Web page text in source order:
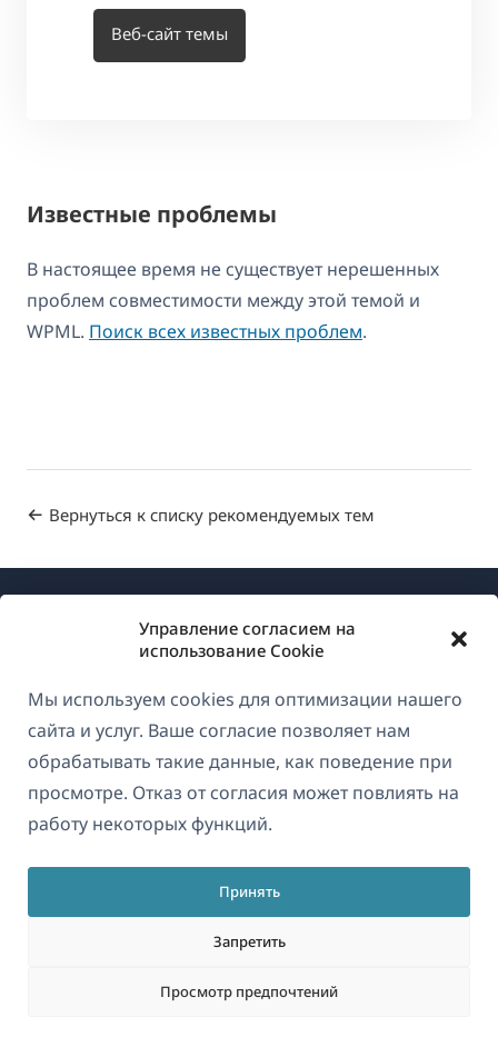
Управление согласием на
использование Cookie
Мы используем cookies для оптимизации нашего
сайта и услуг. Ваше согласие позволяет нам
обрабатывать такие данные, как поведение при
просмотре. Отказ от согласия может повлиять на
работу некоторых функций.
Принять
Запретить
Просмотр предпочтений
Веб-сайт темы
Известные проблемы
В настоящее время не существует нерешенных
проблем совместимости между этой темой и
WPML. Поиск всех известных проблем.
Вернуться к списку рекомендуемых тем
Русский
О WPML
GDPR и политика конфиденциальности
Присоединяйтесь к нашей команде
(открывается
в
новом
окне)
в
новом
окне)
в
окне)